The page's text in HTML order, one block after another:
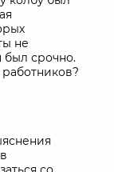
не
был срочно.